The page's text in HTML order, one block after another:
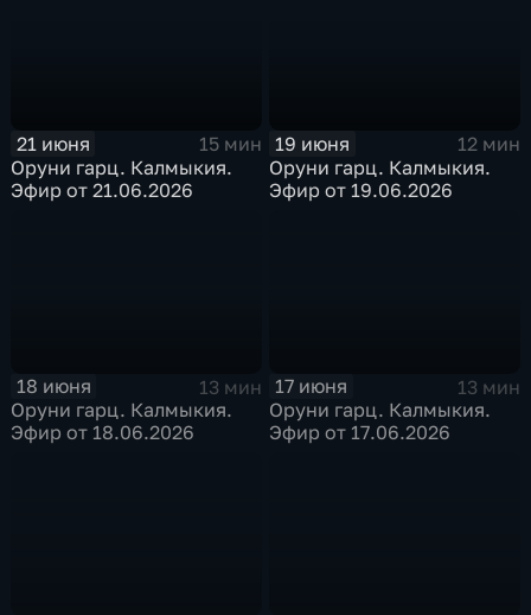
21 июня
15 мин
Оруни гарц. Калмыкия.
Эфир от 21.06.2026
19 июня
12 мин
Оруни гарц. Калмыкия.
Эфир от 19.06.2026
18 июня
13 мин
Оруни гарц. Калмыкия.
Эфир от 18.06.2026
17 июня
13 мин
Оруни гарц. Калмыкия.
Эфир от 17.06.2026